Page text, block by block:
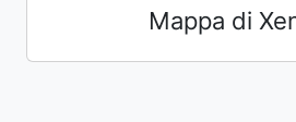
Mappa di